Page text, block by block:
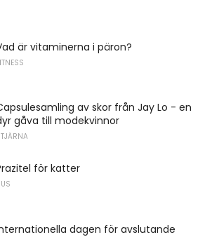
är vitaminerna i päron?
av skor från Jay Lo - en
gåva till modekvinnor
för katter
dagen för avslutande